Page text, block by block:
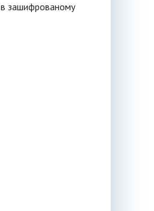
в зашифрованому